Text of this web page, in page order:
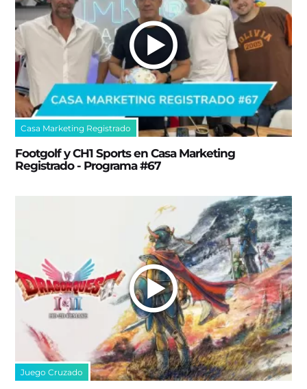
Casa Marketing Registrado
Footgolf y CH1 Sports en Casa Marketing
Registrado - Programa #67
Juego Cruzado